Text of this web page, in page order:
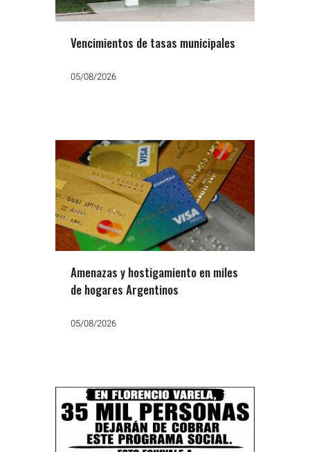
Vencimientos de tasas municipales
05/08/2026
Amenazas y hostigamiento en miles
de hogares Argentinos
05/08/2026